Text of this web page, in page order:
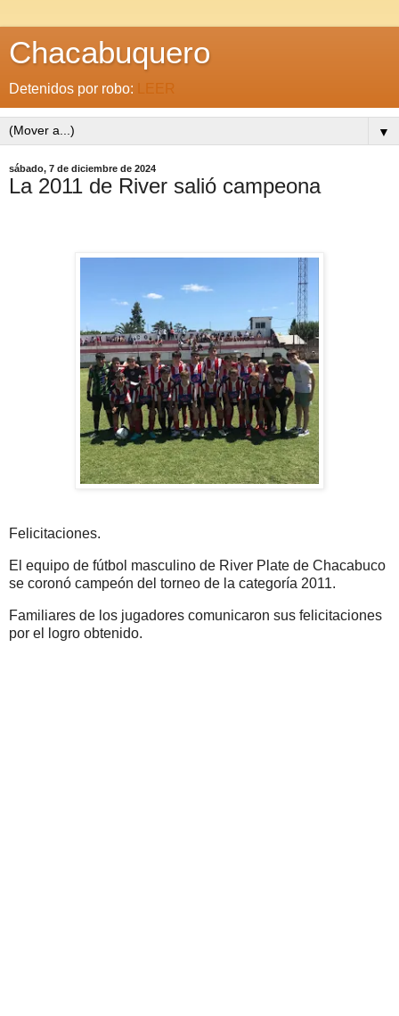
Chacabuquero
Detenidos por robo: LEER
▼
sábado, 7 de diciembre de 2024
La 2011 de River salió campeona
Felicitaciones.
El equipo de fútbol masculino de River Plate de Chacabuco
se coronó campeón del torneo de la categoría 2011.
Familiares de los jugadores comunicaron sus felicitaciones
por el logro obtenido.